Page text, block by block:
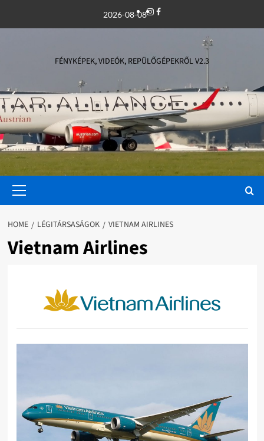
2026-08-08Instagram
Facebook
FÉNYKÉPEK, VIDEÓK, REPÜLŐGÉPEKRŐL V2.3
Menu
HOME LÉGITÁRSASÁGOK VIETNAM AIRLINES
Vietnam Airlines